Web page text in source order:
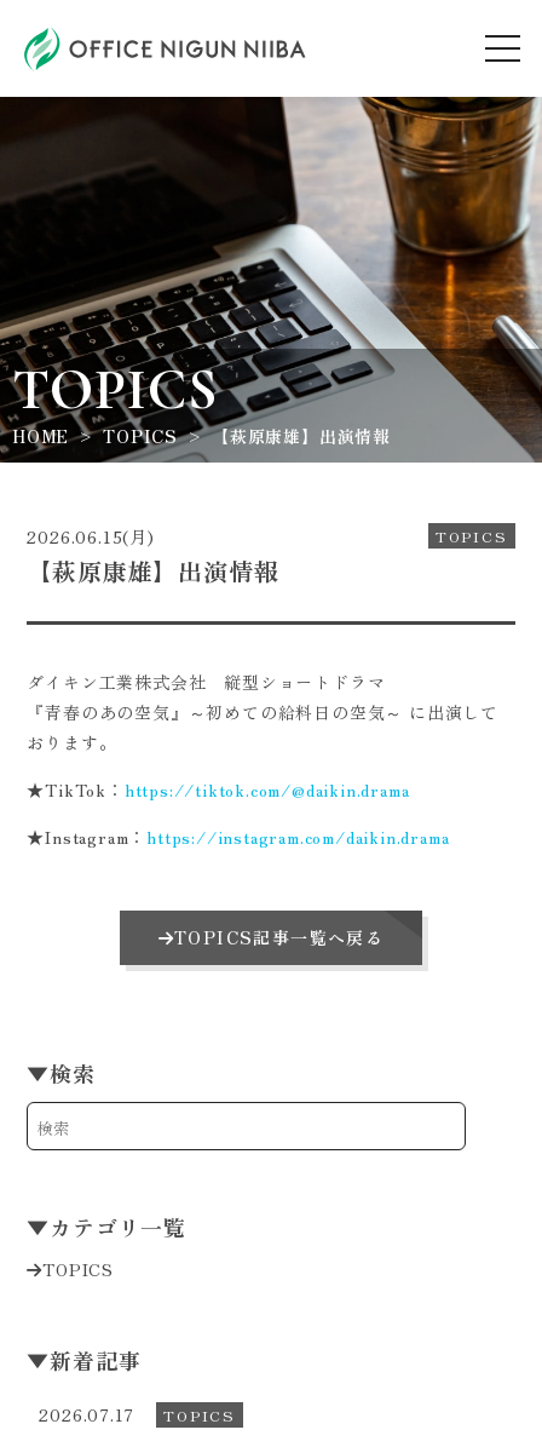
AUDITION
ARTIST
TOPICS
WORKSHOP
CONTACT
TOPICS
HOME TOPICS 【萩原康雄】出演情報
2026.06.15(月) TOPICS
【萩原康雄】出演情報
ダイキン工業株式会社 縦型ショートドラマ
『青春のあの空気』～初めての給料日の空気～ に出演して
おります。
★TikTok： https://tiktok.com/@daikin.drama
★Instagram：https://instagram.com/daikin.drama
TOPICS記事一覧へ戻る
▼検索
▼カテゴリ一覧
TOPICS
▼新着記事
2026.07.17 TOPICS